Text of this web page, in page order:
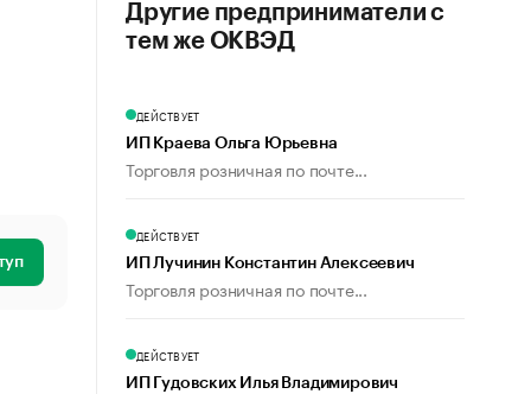
Другие предприниматели с
тем же ОКВЭД
ДЕЙСТВУЕТ
ИП Краева Ольга Юрьевна
Торговля розничная по почте...
ДЕЙСТВУЕТ
ИП Лучинин Константин Алексеевич
Торговля розничная по почте...
ДЕЙСТВУЕТ
ИП Гудовских Илья Владимирович